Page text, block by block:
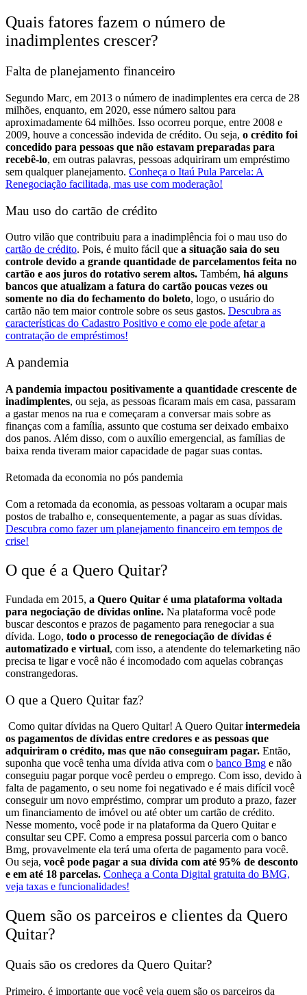
Quais fatores fazem o número de
inadimplentes crescer?
Falta de planejamento financeiro
Segundo Marc, em 2013 o número de inadimplentes era cerca de 28
milhões, enquanto, em 2020, esse número saltou para
aproximadamente 64 milhões. Isso ocorreu porque, entre 2008 e
2009, houve a concessão indevida de crédito. Ou seja, o crédito foi
concedido para pessoas que não estavam preparadas para
recebê-lo, em outras palavras, pessoas adquiriram um empréstimo
sem qualquer planejamento. Conheça o Itaú Pula Parcela: A
Renegociação facilitada, mas use com moderação!
Mau uso do cartão de crédito
Outro vilão que contribuiu para a inadimplência foi o mau uso do
cartão de crédito. Pois, é muito fácil que a situação saia do seu
controle devido a grande quantidade de parcelamentos feita no
cartão e aos juros do rotativo serem altos. Também, há alguns
bancos que atualizam a fatura do cartão poucas vezes ou
somente no dia do fechamento do boleto, logo, o usuário do
cartão não tem maior controle sobre os seus gastos. Descubra as
características do Cadastro Positivo e como ele pode afetar a
contratação de empréstimos!
A pandemia
A pandemia impactou positivamente a quantidade crescente de
inadimplentes, ou seja, as pessoas ficaram mais em casa, passaram
a gastar menos na rua e começaram a conversar mais sobre as
finanças com a família, assunto que costuma ser deixado embaixo
dos panos. Além disso, com o auxílio emergencial, as famílias de
baixa renda tiveram maior capacidade de pagar suas contas.
Retomada da economia no pós pandemia
Com a retomada da economia, as pessoas voltaram a ocupar mais
postos de trabalho e, consequentemente, a pagar as suas dívidas.
Descubra como fazer um planejamento financeiro em tempos de
crise!
O que é a Quero Quitar?
Fundada em 2015, a Quero Quitar é uma plataforma voltada
para negociação de dívidas online. Na plataforma você pode
buscar descontos e prazos de pagamento para renegociar a sua
dívida. Logo, todo o processo de renegociação de dívidas é
automatizado e virtual, com isso, a atendente do telemarketing não
precisa te ligar e você não é incomodado com aquelas cobranças
constrangedoras.
O que a Quero Quitar faz?
Como quitar dívidas na Quero Quitar! A Quero Quitarintermedeia
os pagamentos de dívidas entre credores e as pessoas que
adquiriram o crédito, mas que não conseguiram pagar. Então,
suponha que você tenha uma dívida ativa com o banco Bmg e não
conseguiu pagar porque você perdeu o emprego. Com isso, devido à
falta de pagamento, o seu nome foi negativado e é mais difícil você
conseguir um novo empréstimo, comprar um produto a prazo, fazer
um financiamento de imóvel ou até obter um cartão de crédito.
Nesse momento, você pode ir na plataforma da Quero Quitar e
consultar seu CPF. Como a empresa possui parceria com o banco
Bmg, provavelmente ela terá uma oferta de pagamento para você.
Ou seja, você pode pagar a sua dívida com até 95% de desconto
e em até 18 parcelas. Conheça a Conta Digital gratuita do BMG,
veja taxas e funcionalidades!
Quem são os parceiros e clientes da Quero
Quitar?
Quais são os credores da Quero Quitar?
Primeiro, é importante que você veja quem são os parceiros da